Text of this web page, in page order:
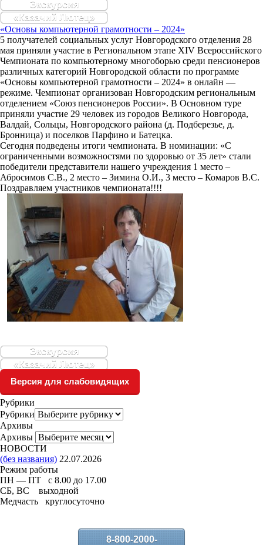
Экскурсия
«Казачий Лютец»
«Основы компьютерной грамотности – 2024»
5 получателей социальных услуг Новгородского отделения 28
мая приняли участие в Региональном этапе XIV Всероссийского
Чемпионата по компьютерному многоборью среди пенсионеров
различных категорий Новгородской области по программе
«Основы компьютерной грамотности – 2024» в онлайн —
режиме. Чемпионат организован Новгородским региональным
отделением «Союз пенсионеров России». В Основном туре
приняли участие 29 человек из городов Великого Новгорода,
Валдай, Сольцы, Новгородского района (д. Подберезье, д.
Бронница) и поселков Парфино и Батецка.
Сегодня подведены итоги чемпионата. В номинации: «С
ограниченными возможностями по здоровью от 35 лет» стали
победители представители нашего учреждения 1 место –
Абросимов С.В., 2 место – Зимина О.И., 3 место – Комаров В.С.
Поздравляем участников чемпионата!!!!
Экскурсия
«Казачий Лютец»
Версия для слабовидящих
Рубрики
Рубрики
Архивы
Архивы
НОВОСТИ
(без названия) 22.07.2026
Режим работы
ПН — ПТ с 8.00 до 17.00
СБ, ВС выходной
Медчасть круглосуточно
8-800-2000-